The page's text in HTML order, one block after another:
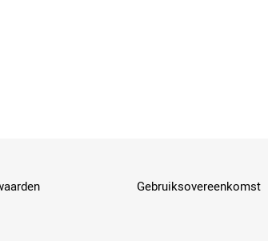
Gebruiksovereenkomst